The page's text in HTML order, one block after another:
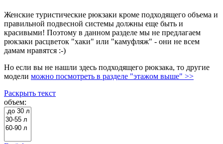
Женские туристические рюкзаки кроме подходящего объема и
правильной подвесной системы должны еще быть и
красивыми! Поэтому в данном разделе мы не предлагаем
рюкзаки расцветок "хаки" или "камуфляж" - они не всем
дамам нравятся :-)
Но если вы не нашли здесь подходящего рюкзака, то другие
модели можно посмотреть в разделе "этажом выше" >>
Раскрыть текст
объем: